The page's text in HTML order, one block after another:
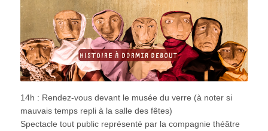
14h : Rendez-vous devant le musée du verre (à noter si
mauvais temps repli à la salle des fêtes)
Spectacle tout public représenté par la compagnie théâtre